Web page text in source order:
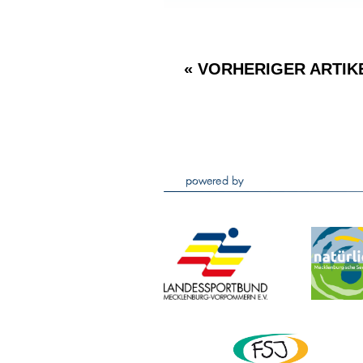
« VORHERIGER